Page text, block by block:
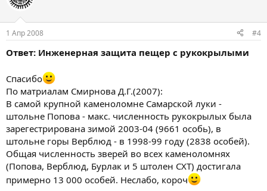
1 Апр 2008 #4
Ответ: Инженерная защита пещер с рукокрылыми
Спасибо
По матриалам Смирнова Д.Г.(2007):
В самой крупной каменоломне Самарской луки -
штольне Попова - макс. численность рукокрылых была
зарегестрирована зимой 2003-04 (9661 особь), в
штольне горы Верблюд - в 1998-99 году (2838 особей).
Общая численность зверей во всех каменоломнях
(Попова, Верблюд, Бурлак и 5 штолен СХТ) достигала
примерно 13 000 особей. Неслабо, короч